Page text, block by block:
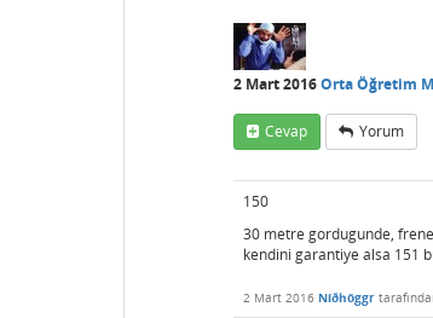
2 Mart 2016Orta Öğretim
Cevap Yorum
150
30 metre gordugunde,
kendini garantiye alsa 151
2 Mart 2016 Níðhöggr